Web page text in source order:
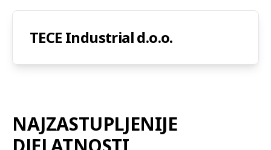
TECE Industrial d.o.o.
NAJZASTUPLJENIJE